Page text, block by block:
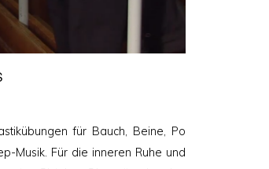
für Bauch, Beine, Po
Musik. Für die inneren Ruhe und